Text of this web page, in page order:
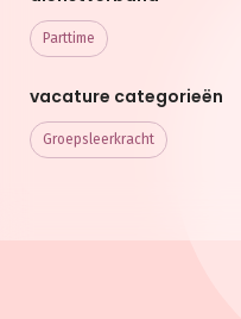
Parttime
vacature categorieën
Groepsleerkracht